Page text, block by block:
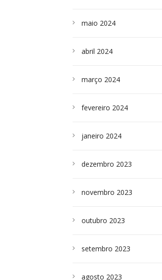
maio 2024
abril 2024
março 2024
fevereiro 2024
janeiro 2024
dezembro 2023
novembro 2023
outubro 2023
setembro 2023
agosto 2023